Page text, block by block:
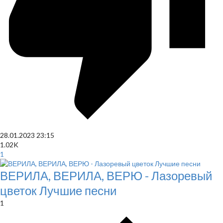
28.01.2023 23:15
1.02K
1
ВЕРИЛА, ВЕРИЛА, ВЕРЮ - Лазоревый
цветок Лучшие песни
1